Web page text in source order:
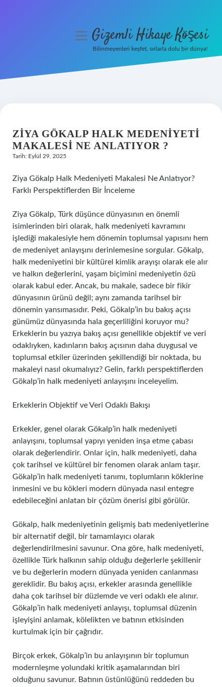
Hakkımızda
menüyüGizemli Hikaye Köşesi
Bilinmeyenleri keşfet, sırlarla dolu bir dünya!
ZIYA GÖKALP HALK MEDENIYETI
MAKALESI NE ANLATIYOR ?
Tarih: Eylül 29, 2025
Ziya Gökalp Halk Medeniyeti Makalesi Ne Anlatıyor?
Farklı Perspektiflerden Bir İnceleme
Ziya Gökalp, Türk düşünce dünyasının en önemli
isimlerinden biri olarak, halk medeniyeti kavramını
işlediği makalesiyle hem dönemin toplumsal yapısını hem
de medeniyet anlayışını derinlemesine sorgular. Gökalp,
halk medeniyetini bir kültürel kimlik arayışı olarak ele alır
ve halkın değerlerini, yaşam biçimini medeniyetin özü
olarak kabul eder. Ancak, bu makale, sadece bir fikir
dünyasının ürünü değil; aynı zamanda tarihsel bir
dönemin yansımasıdır. Peki, Gökalp’in bu bakış açısı
günümüz dünyasında hala geçerliliğini koruyor mu?
Erkeklerin bu yazıya bakış açısı genellikle objektif ve veri
odaklıyken, kadınların bakış açısının daha duygusal ve
toplumsal etkiler üzerinden şekillendiği bir noktada, bu
makaleyi nasıl okumalıyız? Gelin, farklı perspektiflerden
Gökalp’in halk medeniyeti anlayışını inceleyelim.
Erkeklerin Objektif ve Veri Odaklı Bakışı
Erkekler, genel olarak Gökalp’in halk medeniyeti
anlayışını, toplumsal yapıyı yeniden inşa etme çabası
olarak değerlendirir. Onlar için, halk medeniyeti, daha
çok tarihsel ve kültürel bir fenomen olarak anlam taşır.
Gökalp’in halk medeniyeti tanımı, toplumların köklerine
inmesini ve bu kökleri modern dünyada nasıl entegre
edebileceğini anlatan bir çözüm önerisi gibi görülür.
Gökalp, halk medeniyetinin gelişmiş batı medeniyetlerine
bir alternatif değil, bir tamamlayıcı olarak
değerlendirilmesini savunur. Ona göre, halk medeniyeti,
özellikle Türk halkının sahip olduğu değerlerle şekillenir
ve bu değerlerin modern dünyada yeniden canlanması
gereklidir. Bu bakış açısı, erkekler arasında genellikle
daha çok tarihsel bir düzlemde ve veri odaklı ele alınır.
Gökalp’in halk medeniyeti anlayışı, toplumsal düzenin
işleyişini anlamak, kölelikten ve batının etkisinden
kurtulmak için bir çağrıdır.
Birçok erkek, Gökalp’in bu anlayışının bir toplumun
modernleşme yolundaki kritik aşamalarından biri
olduğunu savunur. Batının üstünlüğünü reddeden bu